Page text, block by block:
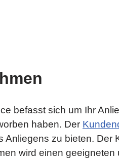
befasst sich um Ihr
haben. Der
zu bieten. Der
wird einen